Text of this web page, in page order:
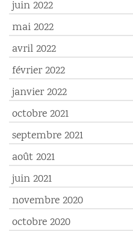
juin 2022
mai 2022
avril 2022
février 2022
janvier 2022
octobre 2021
septembre 2021
août 2021
juin 2021
novembre 2020
octobre 2020